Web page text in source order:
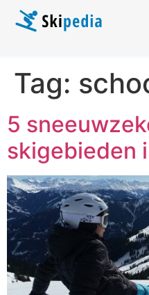
Tag:
5
skigebieden